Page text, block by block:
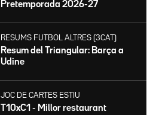
Pretemporada 2026-27
RESUMS FUTBOL ALTRES (3CAT)
Resum del Triangular: Barça a
Udine
JOC DE CARTES ESTIU
T10xC1 - Millor restaurant